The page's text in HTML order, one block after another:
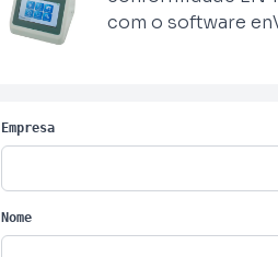
com o software
Empresa
Nome